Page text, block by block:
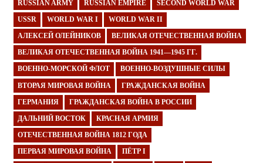
RUSSIAN ARMY RUSSIAN EMPIRE SECOND WORLD WAR
USSR WORLD WAR I WORLD WAR II
АЛЕКСЕЙ ОЛЕЙНИКОВ ВЕЛИКАЯ ОТЕЧЕСТВЕННАЯ ВОЙНА
ВЕЛИКАЯ ОТЕЧЕСТВЕННАЯ ВОЙНА 1941—1945 ГГ.
ВОЕННО-МОРСКОЙ ФЛОТ ВОЕННО-ВОЗДУШНЫЕ СИЛЫ
ВТОРАЯ МИРОВАЯ ВОЙНА ГРАЖДАНСКАЯ ВОЙНА
ГЕРМАНИЯ ГРАЖДАНСКАЯ ВОЙНА В РОССИИ
ДАЛЬНИЙ ВОСТОК КРАСНАЯ АРМИЯ
ОТЕЧЕСТВЕННАЯ ВОЙНА 1812 ГОДА
ПЕРВАЯ МИРОВАЯ ВОЙНА ПЁТР I